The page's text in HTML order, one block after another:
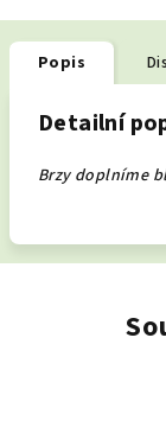
Popis
Detailní
Brzy doplníme